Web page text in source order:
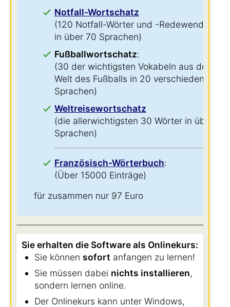
Notfall-Wortschatz
(120 Notfall-Wörter und -Redewendungen
in über 70 Sprachen)
Fußballwortschatz:
(30 der wichtigsten Vokabeln aus der
Welt des Fußballs in 20 verschiedenen
Sprachen)
Weltreisewortschatz
(die allerwichtigsten 30 Wörter in über 60
Sprachen)
Französisch-Wörterbuch:
(Über 15000 Einträge)
für zusammen nur 97 Euro
Sie erhalten die Software als Onlinekurs:
Sie können sofort anfangen zu lernen!
Sie müssen dabei nichts installieren,
sondern lernen online.
Der Onlinekurs kann unter Windows,